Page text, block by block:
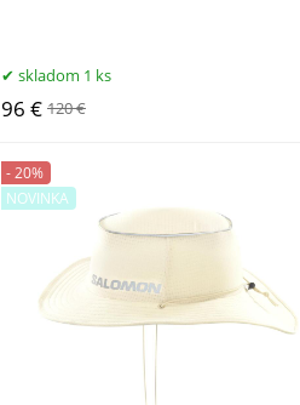
skladom 1 ks
96 € 120 €
- 20%
NOVINKA